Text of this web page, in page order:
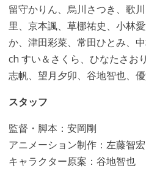
留守かりん、烏川さつき、歌
里、京本諷、草梛祐史、小林
か、津田彩菜、常田ひとみ、
ch すい＆さくら、ひなたさお
志帆、望月夕卯、谷地智也、
スタッフ
監督・脚本：安岡剛
アニメーション制作：左藤智宏
キャラクター原案：谷地智也